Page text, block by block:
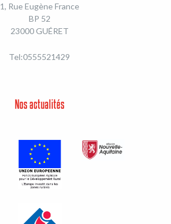
1, Rue Eugène France
BP 52
23000 GUÉRET
Tel:0555521429
Nos actualités